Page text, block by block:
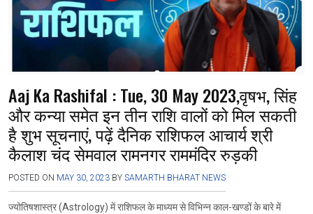
Aaj Ka Rashifal : Tue, 30 May 2023,वृषभ, सिंह
और कन्या समेत इन तीन राशि वालों को मिल सकती
है शुभ सूचनाएं, पढ़ें दैनिक राशिफल आचार्य श्री
कैलाश चंद सेमवाल रामनगर राममंदिर रुड़की
POSTED ON MAY 30, 2023 BY SAMARTH BHARAT NEWS
ज्योतिषशास्त्र (Astrology) में राशिफल के माध्यम से विभिन्न काल-खण्डों के बारे में